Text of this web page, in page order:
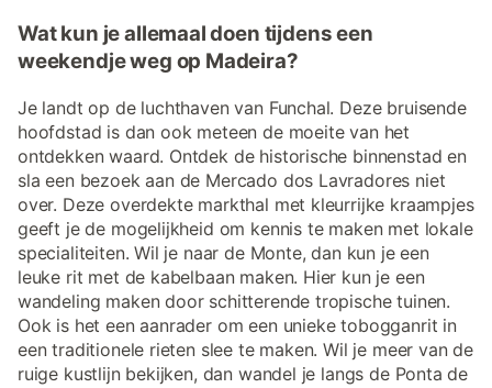
Wat kun je allemaal doen tijdens een
weekendje weg op Madeira?
Je landt op de luchthaven van Funchal. Deze bruisende
hoofdstad is dan ook meteen de moeite van het
ontdekken waard. Ontdek de historische binnenstad en
sla een bezoek aan de Mercado dos Lavradores niet
over. Deze overdekte markthal met kleurrijke kraampjes
geeft je de mogelijkheid om kennis te maken met lokale
specialiteiten. Wil je naar de Monte, dan kun je een
leuke rit met de kabelbaan maken. Hier kun je een
wandeling maken door schitterende tropische tuinen.
Ook is het een aanrader om een unieke tobogganrit in
een traditionele rieten slee te maken. Wil je meer van de
ruige kustlijn bekijken, dan wandel je langs de Ponta de